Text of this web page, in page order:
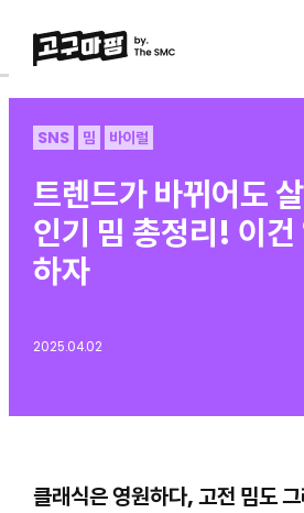
SNS 밈 바이럴
트렌드가 바뀌어도
인기 밈 총정리! 이건
하자
2025.04.02
클래식은 영원하다, 고전 밈도